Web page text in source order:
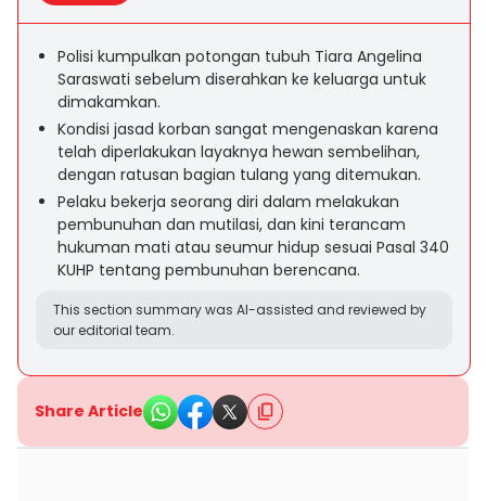
Polisi kumpulkan potongan tubuh Tiara Angelina
Saraswati sebelum diserahkan ke keluarga untuk
dimakamkan.
Kondisi jasad korban sangat mengenaskan karena
telah diperlakukan layaknya hewan sembelihan,
dengan ratusan bagian tulang yang ditemukan.
Pelaku bekerja seorang diri dalam melakukan
pembunuhan dan mutilasi, dan kini terancam
hukuman mati atau seumur hidup sesuai Pasal 340
KUHP tentang pembunuhan berencana.
This section summary was AI-assisted and reviewed by
our editorial team.
Share Article